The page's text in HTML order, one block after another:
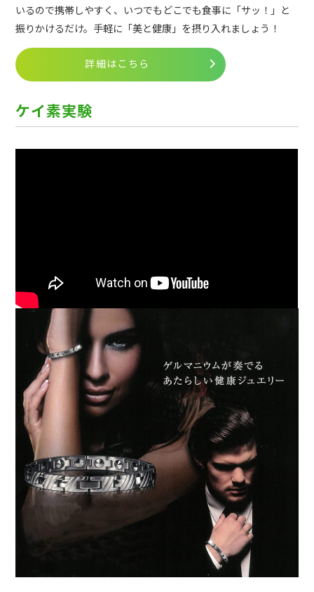
いるので携帯しやすく、いつでもどこでも食事に「サッ！」と
振りかけるだけ。手軽に「美と健康」を摂り入れましょう！
詳細はこちら
ケイ素実験